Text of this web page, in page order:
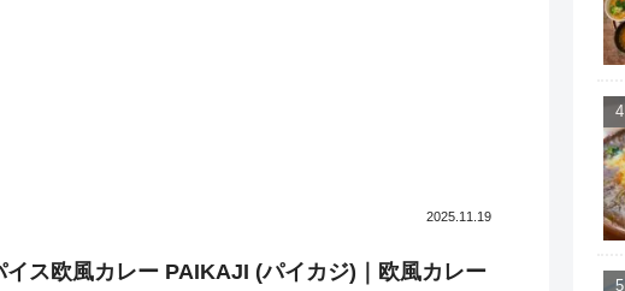
2025.11.19
イス欧風カレー PAIKAJI (パイカジ)｜欧風カレー